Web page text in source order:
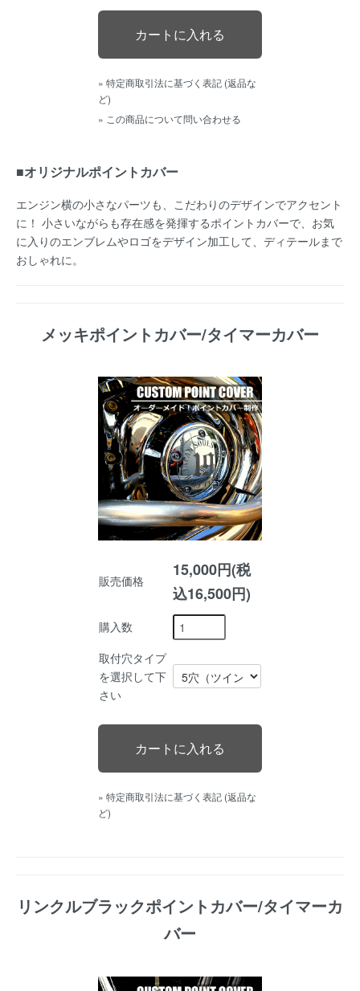
» 特定商取引法に基づく表記 (返品な
ど)
» この商品について問い合わせる
■オリジナルポイントカバー
エンジン横の小さなパーツも、こだわりのデザインでアクセント
に！ 小さいながらも存在感を発揮するポイントカバーで、お気
に入りのエンブレムやロゴをデザイン加工して、ディテールまで
おしゃれに。
メッキポイントカバー/タイマーカバー
販売価格
15,000円(税
込16,500円)
購入数
取付穴タイプ
を選択して下
さい
» 特定商取引法に基づく表記 (返品な
ど)
リンクルブラックポイントカバー/タイマーカ
バー